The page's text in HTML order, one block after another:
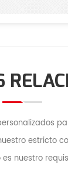
estricto
nuestro